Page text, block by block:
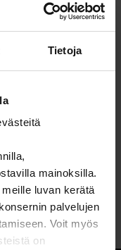
Tietoja
mainoksilla.
luvan kerätä
palvelujen
Voit myös
on